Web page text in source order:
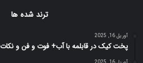
ترند شده ها
آوریل 16, 2025
پخت کیک در قابلمه با آب+ فوت و فن و نکات